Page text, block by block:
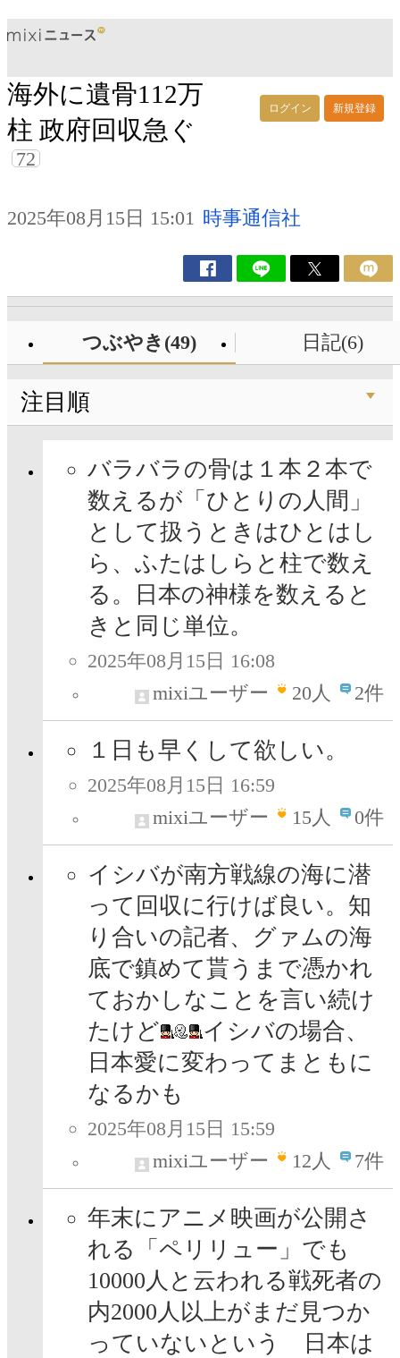
ログイン 新規登録
海外に遺骨112万
柱 政府回収急ぐ
72
2025年08月15日 15:01 時事通信社
つぶやき(49) 日記(6)
注目順
バラバラの骨は１本２本で
数えるが「ひとりの人間」
として扱うときはひとはし
ら、ふたはしらと柱で数え
る。日本の神様を数えると
きと同じ単位。
2025年08月15日 16:08
mixiユーザー
20人 2件
１日も早くして欲しい。
2025年08月15日 16:59
mixiユーザー
15人 0件
イシバが南方戦線の海に潜
って回収に行けば良い。知
り合いの記者、グァムの海
底で鎮めて貰うまで憑かれ
ておかしなことを言い続け
たけど
イシバの場合、
日本愛に変わってまともに
なるかも
2025年08月15日 15:59
mixiユーザー
12人 7件
年末にアニメ映画が公開さ
れる「ペリリュー」でも
10000人と云われる戦死者の
内2000人以上がまだ見つか
っていないという 日本は